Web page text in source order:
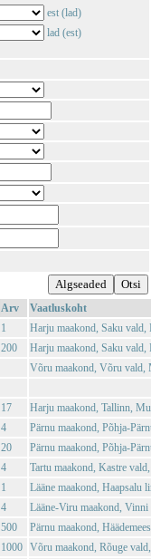
est (lad)
lad (est)
Arv
Vaatluskoht
1
Harju maakond, Saku vald,
200
Harju maakond, Saku vald,
Võru maakond, Võru vald,
17
Harju maakond, Tallinn,
4
Pärnu maakond, Põhja-
20
Pärnu maakond, Põhja-
4
Tartu maakond, Kastre
1
Lääne maakond, Haapsalu
4
Lääne-Viru maakond, Vinni
500
Pärnu maakond,
1000 Võru maakond, Rõuge